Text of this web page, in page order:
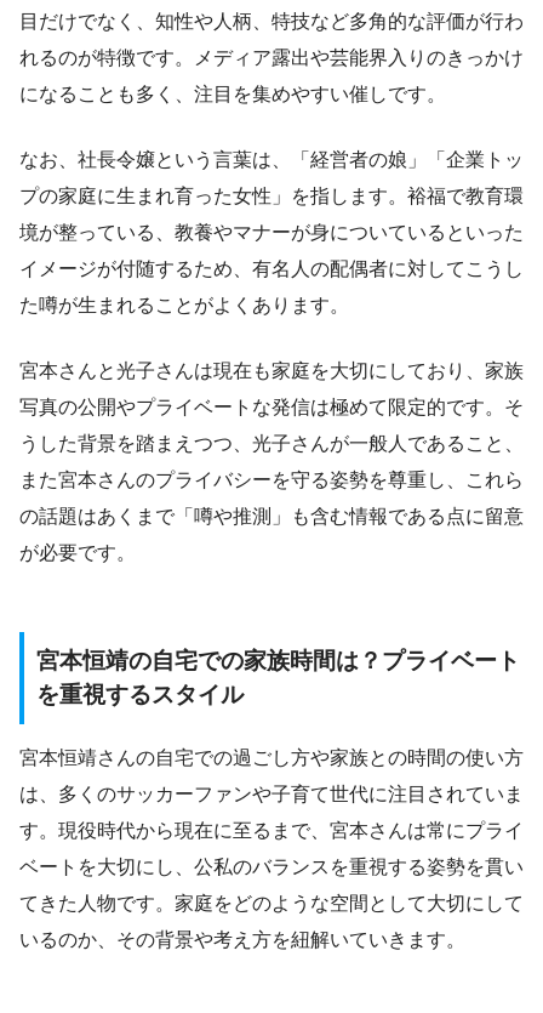
目だけでなく、知性や人柄、特技など多角的な評価が行わ
れるのが特徴です。メディア露出や芸能界入りのきっかけ
になることも多く、注目を集めやすい催しです。
なお、社長令嬢という言葉は、「経営者の娘」「企業トッ
プの家庭に生まれ育った女性」を指します。裕福で教育環
境が整っている、教養やマナーが身についているといった
イメージが付随するため、有名人の配偶者に対してこうし
た噂が生まれることがよくあります。
宮本さんと光子さんは現在も家庭を大切にしており、家族
写真の公開やプライベートな発信は極めて限定的です。そ
うした背景を踏まえつつ、光子さんが一般人であること、
また宮本さんのプライバシーを守る姿勢を尊重し、これら
の話題はあくまで「噂や推測」も含む情報である点に留意
が必要です。
宮本恒靖の自宅での家族時間は？プライベート
を重視するスタイル
宮本恒靖さんの自宅での過ごし方や家族との時間の使い方
は、多くのサッカーファンや子育て世代に注目されていま
す。現役時代から現在に至るまで、宮本さんは常にプライ
ベートを大切にし、公私のバランスを重視する姿勢を貫い
てきた人物です。家庭をどのような空間として大切にして
いるのか、その背景や考え方を紐解いていきます。